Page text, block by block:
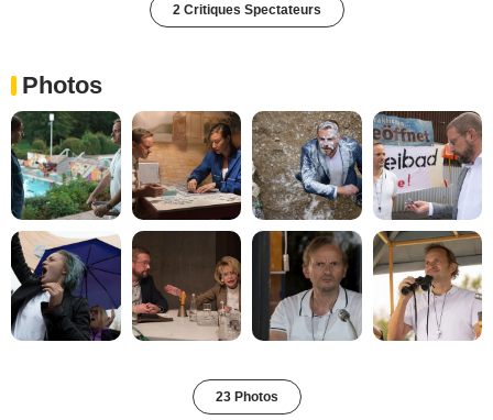
2 Critiques Spectateurs
Photos
23 Photos